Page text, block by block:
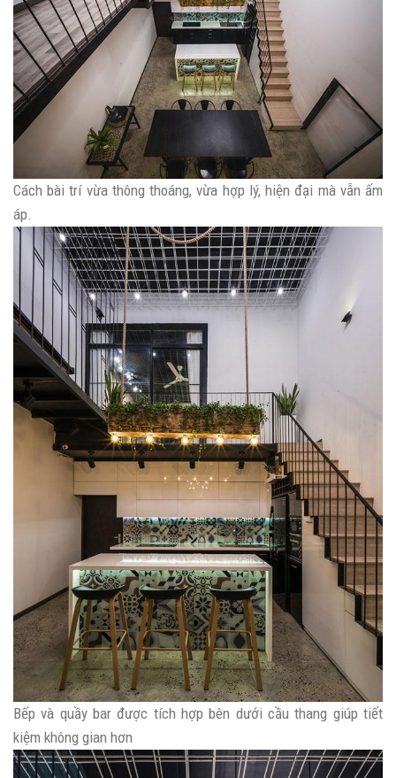
Cách bài trí vừa thông thoáng, vừa hợp lý, hiện đại mà vẫn ấm
áp.
Bếp và quầy bar được tích hợp bên dưới cầu thang giúp tiết
kiệm không gian hơn